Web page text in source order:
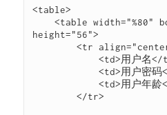
<table>
    <table width="%80" border="1"
height="56">
        <tr align="center">
            <td>用户名</td>
            <td>用户密码</td>
            <td>用户年龄</td>
        </tr>